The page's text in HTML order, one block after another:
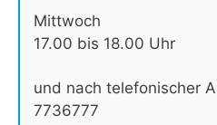
Mittwoch
17.00 bis 18.00 Uhr
und nach telefonischer
7736777